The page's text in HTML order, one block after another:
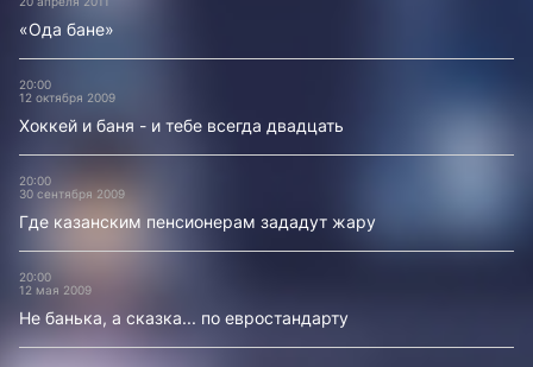
«Ода бане»
20:00
12 октября 2009
Хоккей и баня - и тебе всегда двадцать
20:00
30 сентября 2009
Где казанским пенсионерам зададут жару
20:00
12 мая 2009
Не банька, а сказка... по евростандарту